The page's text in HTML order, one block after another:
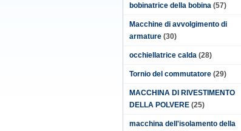
bobinatrice della bobina (57)
Macchine di avvolgimento di
armature (30)
occhiellatrice calda (28)
Tornio del commutatore (29)
MACCHINA DI RIVESTIMENTO
DELLA POLVERE (25)
macchina dell'isolamento della